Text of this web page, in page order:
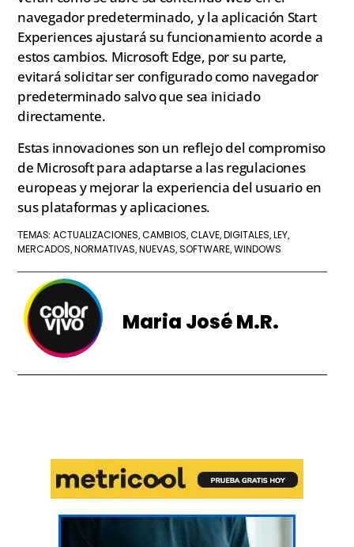
navegador predeterminado, y la aplicación Start
Experiences ajustará su funcionamiento acorde a
estos cambios. Microsoft Edge, por su parte,
evitará solicitar ser configurado como navegador
predeterminado salvo que sea iniciado
directamente.
Estas innovaciones son un reflejo del compromiso
de Microsoft para adaptarse a las regulaciones
europeas y mejorar la experiencia del usuario en
sus plataformas y aplicaciones.
TEMAS:ACTUALIZACIONES,CAMBIOS,CLAVE, DIGITALES, LEY,
MERCADOS, NORMATIVAS, NUEVAS,SOFTWARE,WINDOWS
Maria José M.R.